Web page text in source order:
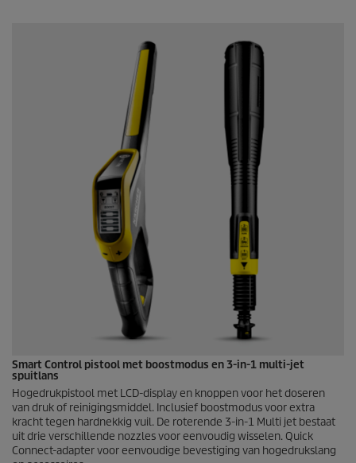
Smart Control pistool met boostmodus en 3-in-1 multi-jet
spuitlans
Hogedrukpistool met LCD-display en knoppen voor het doseren
van druk of reinigingsmiddel. Inclusief boostmodus voor extra
kracht tegen hardnekkig vuil. De roterende 3-in-1 Multi jet bestaat
uit drie verschillende nozzles voor eenvoudig wisselen. Quick
Connect-adapter voor eenvoudige bevestiging van hogedrukslang